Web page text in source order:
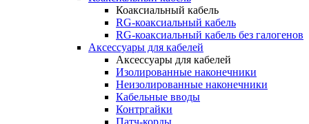
Коаксиальный кабель
RG-коаксиальный кабель
RG-коаксиальный кабель без галогенов
Аксессуары для кабелей
Аксессуары для кабелей
Изолированные наконечники
Неизолированные наконечники
Кабельные вводы
Контргайки
Патч-корды